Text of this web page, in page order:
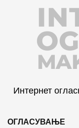
Интернет
ОГЛАСУВАЊЕ